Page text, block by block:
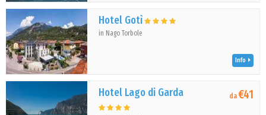
Hotel Gotì
in Nago Torbole
Info
Hotel Lago di Garda da€41